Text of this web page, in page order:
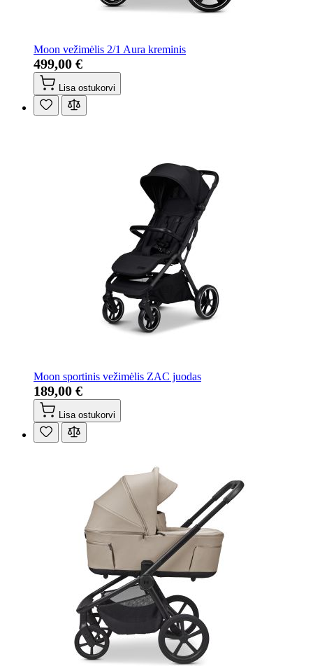
Moon vežimėlis 2/1 Aura kreminis
499,00 €
Lisa ostukorvi
Moon sportinis vežimėlis ZAC juodas
189,00 €
Lisa ostukorvi